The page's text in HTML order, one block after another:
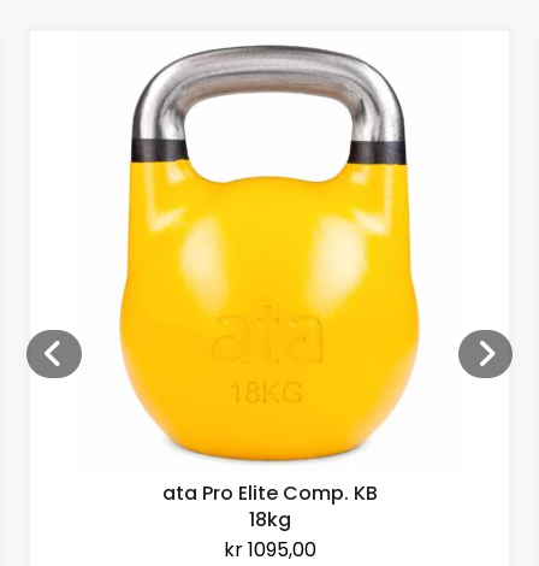
ata Pro Elite Comp. KB
18kg
kr1095,00